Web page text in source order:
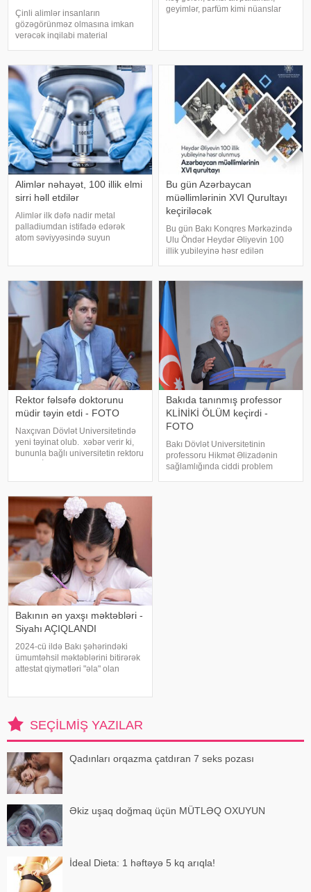
Çinli alimlər insanların
gözəgörünməz olmasına imkan
verəcək inqilabi material
Universitetinin tədqiqatçıları işıq
şəraitinə görə rəngini dəyişə bilən
unika
geyimlər, parfüm kimi nüanslar
sözləri
Alimlər nəhayət, 100 illik elmi
sirri həll etdilər
Alimlər ilk dəfə nadir metal
palladiumdan istifadə edərək
atom səviyyəsində suyun
nanoölçülü kiçik su qabarcıqları
əmələ gətirmə
Bu gün Azərbaycan
müəllimlərinin XVI Qurultayı
keçiriləcək
Bu gün Bakı Konqres Mərkəzində
Ulu Öndər Heydər Əliyevin 100
illik yubileyinə həsr edilən
istinadən xəbər verir ki, tədbirdə
elm və təhsil naziri Emin
Əmrullayev
Rektor fəlsəfə doktorunu
müdir təyin etdi - FOTO
Naxçıvan Dövlət Universitetində
yeni təyinat olub. xəbər verir ki,
bununla bağlı universitetin rektoru
fəlsəfə doktoru Zamin Əliye
Bakıda tanınmış professor
KLİNİKİ ÖLÜM keçirdi -
FOTO
Bakı Dövlət Universitetinin
professoru Hikmət Əlizadənin
sağlamlığında ciddi problem
Bakının ən yaxşı məktəbləri -
Siyahı AÇIQLANDI
2024-cü ildə Bakı şəhərindəki
ümumtəhsil məktəblərini bitirərək
attestat qiymətləri "əla" olan
SEÇILMIŞ YAZILAR
Qadınları orqazma çatdıran 7 seks pozası
Əkiz uşaq doğmaq üçün MÜTLƏQ OXUYUN
İdeal Dieta: 1 həftəyə 5 kq arıqla!